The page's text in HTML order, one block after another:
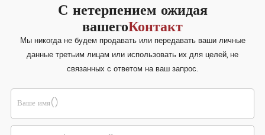
С нетерпением ожидая
вашегоКонтакт
Мы никогда не будем продавать или передавать ваши личные
данные третьим лицам или использовать их для целей, не
связанных с ответом на ваш запрос.